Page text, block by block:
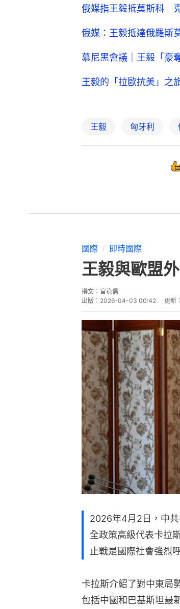
俄媒指王毅抵莫斯科
俄媒：王毅抵達俄羅
慕尼黑會議｜王毅「豪
王毅的「拉歐抗美」之
王毅 匈牙利
國際 即時國際
王毅與歐盟
撰文： 官祿倡
出版： 2026-04-03 00:42 更新：
2026年4月2日，中
全政策高級代表卡拉
止戰是國際社會強烈
卡拉斯介紹了對中東局
包括中國和巴基斯坦最